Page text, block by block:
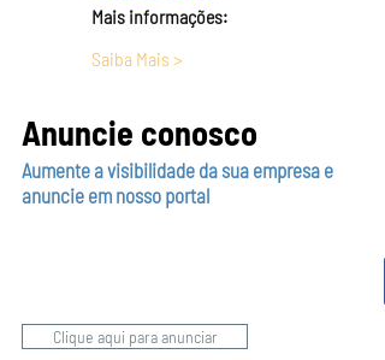
Mais informações:
Saiba Mais >
Anuncie conosco
Aumente a visibilidade da sua empresa e
anuncie em nosso portal
Clique aqui para anunciar